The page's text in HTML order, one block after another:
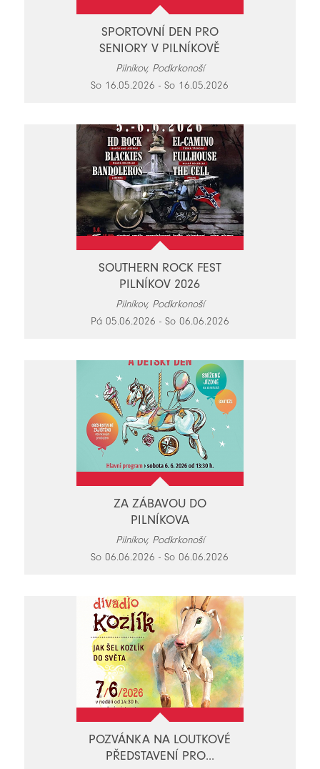
SPORTOVNÍ DEN PRO
SENIORY V PILNÍKOVĚ
Pilníkov, Podkrkonoší
So 16.05.2026 - So 16.05.2026
SOUTHERN ROCK FEST
PILNÍKOV 2026
Pilníkov, Podkrkonoší
Pá 05.06.2026 - So 06.06.2026
ZA ZÁBAVOU DO
PILNÍKOVA
Pilníkov, Podkrkonoší
So 06.06.2026 - So 06.06.2026
POZVÁNKA NA LOUTKOVÉ
PŘEDSTAVENÍ PRO...